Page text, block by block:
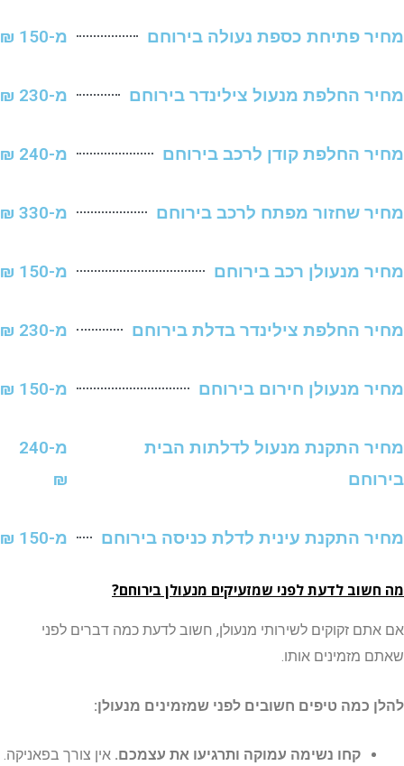
פתיחת כספת נעולה בירוחם מ-150 ₪
החלפת מנעול צילינדר בירוחם מ-230 ₪
החלפת קודן לרכב בירוחם מ-240 ₪
שחזור מפתח לרכב בירוחם מ-330 ₪
מנעולן רכב בירוחם מ-150 ₪
החלפת צילינדר בדלת בירוחם מ-230 ₪
מנעולן חירום בירוחם מ-150 ₪
התקנת מנעול לדלתות הבית
מ-240
התקנת עינית לדלת כניסה בירוחם מ-150 ₪
לדעת לפני שמזעיקים מנעולן בירוחם?
זקוקים לשירותי מנעולן, חשוב לדעת כמה דברים לפני
אותו.
כמה טיפים חשובים לפני שמזמינים מנעולן:
קחו נשימה עמוקה ותרגיעו את עצמכם.אין צורך בפאניקה.